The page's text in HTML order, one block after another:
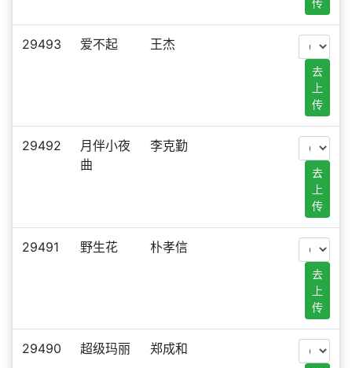
传
29493 爱不起 王杰
去
上
传
29492
月伴小夜
曲
李克勤
去
上
传
29491 野生花 朴孝信
去
上
传
29490 超级玛丽 郑成和